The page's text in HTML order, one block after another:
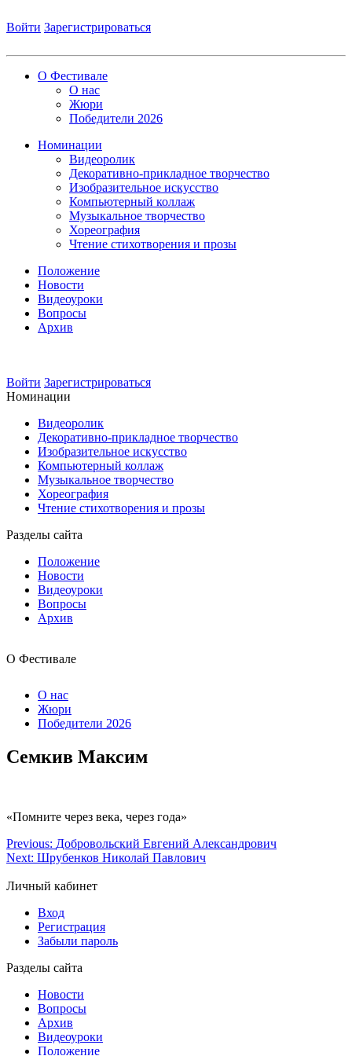
Войти Зарегистрироваться
О Фестивале
О нас
Жюри
Победители 2026
Номинации
Видеоролик
Декоративно-прикладное творчество
Изобразительное искусство
Компьютерный коллаж
Музыкальное творчество
Хореография
Чтение стихотворения и прозы
Положение
Новости
Видеоуроки
Вопросы
Архив
Войти Зарегистрироваться
Номинации
Видеоролик
Декоративно-прикладное творчество
Изобразительное искусство
Компьютерный коллаж
Музыкальное творчество
Хореография
Чтение стихотворения и прозы
Разделы сайта
Положение
Новости
Видеоуроки
Вопросы
Архив
О Фестивале
О нас
Жюри
Победители 2026
Семкив Максим
«Помните через века, через года»
Previous: Добровольский Евгений Александрович
Next: Шрубенков Николай Павлович
Личный кабинет
Вход
Регистрация
Забыли пароль
Разделы сайта
Новости
Вопросы
Архив
Видеоуроки
Положение